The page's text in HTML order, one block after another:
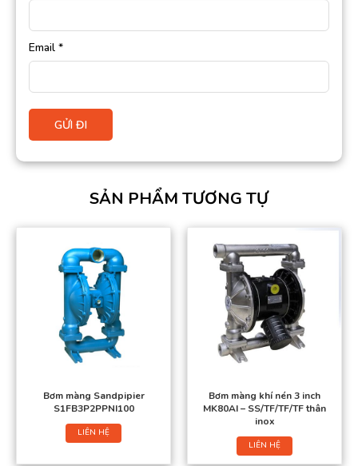
Email *
SẢN PHẨM TƯƠNG TỰ
Bơm màng Sandpipier
S1FB3P2PPNI100
LIÊN HỆ
Bơm màng khí nén 3 inch
MK80AI – SS/TF/TF/TF thân
inox
LIÊN HỆ